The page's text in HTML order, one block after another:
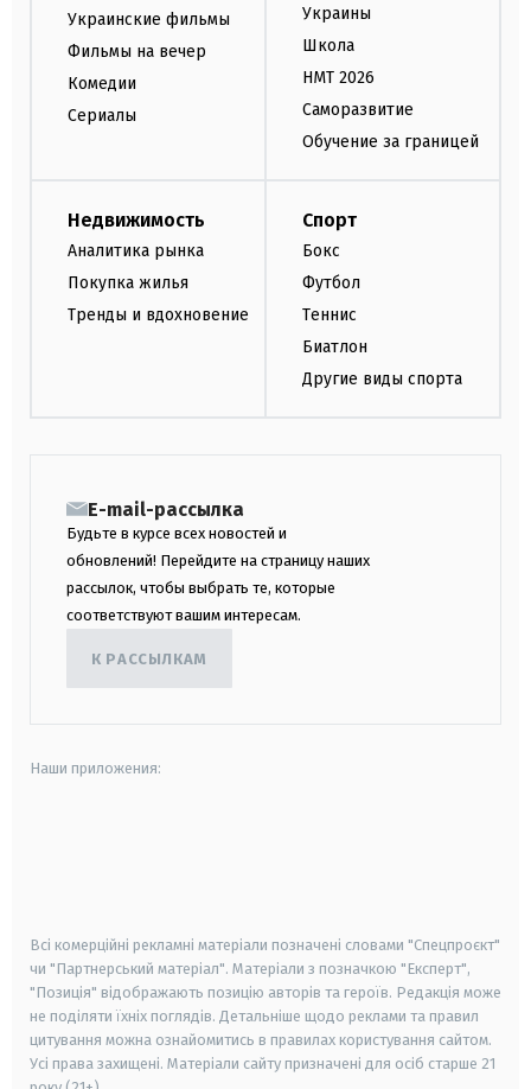
Украинские фильмы
Фильмы на вечер
Комедии
Сериалы
Украины
Школа
НМТ 2026
Саморазвитие
Обучение за границей
Недвижимость
Аналитика рынка
Покупка жилья
Тренды и вдохновение
Спорт
Бокс
Футбол
Теннис
Биатлон
Другие виды спорта
E-mail-рассылка
Будьте в курсе всех новостей и
обновлений! Перейдите на страницу наших
рассылок, чтобы выбрать те, которые
соответствуют вашим интересам.
К РАССЫЛКАМ
Наши приложения:
Всі комерційні рекламні матеріали позначені словами "Спецпроєкт"
чи "Партнерський матеріал". Матеріали з позначкою "Експерт",
"Позиція" відображають позицію авторів та героїв. Редакція може
не поділяти їхніх поглядів. Детальніше щодо реклами та правил
цитування можна ознайомитись в правилах користування сайтом.
Усі права захищені. Матеріали сайту призначені для осіб старше 21